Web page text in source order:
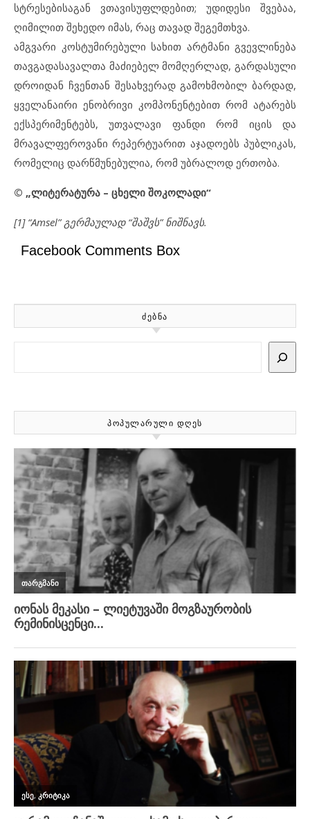
სტრესებისაგან ვთავისუფლდებით; უდიდესი შვებაა,
ღიმილით შეხედო იმას, რაც თავად შეგემთხვა.
ამგვარი კოსტუმირებული სახით არტმანი გვევლინება
თავგადასავალთა მაძიებელ მომღერლად, გარდასული
დროიდან ჩვენთან შესახვერად გამოხმობილ ბარდად,
ყველანაირი ენობრივი კომპონენტებით რომ ატარებს
ექსპერიმენტებს, უთვალავი ფანდი რომ იცის და
მრავალფეროვანი რეპერტუარით აჯადოებს პუბლიკას,
რომელიც დარწმუნებულია, რომ უბრალოდ ერთობა.
© „ლიტერატურა – ცხელი შოკოლადი“
[1] “Amsel” გერმაულად “შაშვს” ნიშნავს.
Facebook Comments Box
ᲫᲔᲑᲜᲐ
ᲞᲝᲞᲣᲚᲐᲠᲣᲚᲘ ᲓᲦᲔᲡ